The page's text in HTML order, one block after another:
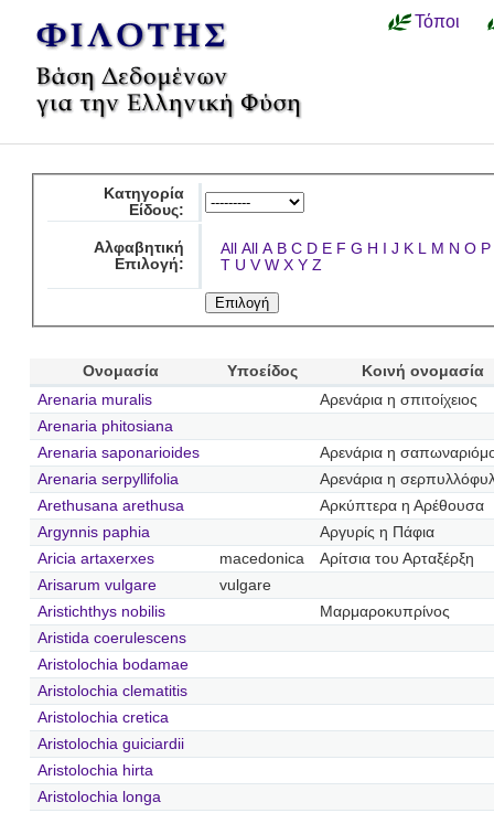
Τόποι
Κατηγορία
Είδους:
Αλφαβητική
Επιλογή:
All All A B C D E F G H I J K L M N O P
T U V W X Y Z
Ονομασία Υποείδος
Κοινή ονομασία
Arenaria muralis
Αρενάρια η σπιτοίχειος
Arenaria phitosiana
Arenaria saponarioides
Αρενάρια η
Arenaria serpyllifolia
Αρενάρια η
Arethusana arethusa
Αρκύπτερα η Αρέθουσα
Argynnis paphia
Αργυρίς η Πάφια
Aricia artaxerxes
macedonica
Αρίτσια του Αρταξέρξη
Arisarum vulgare
vulgare
Aristichthys nobilis
Μαρμαροκυπρίνος
Aristida coerulescens
Aristolochia bodamae
Aristolochia clematitis
Aristolochia cretica
Aristolochia guiciardii
Aristolochia hirta
Aristolochia longa